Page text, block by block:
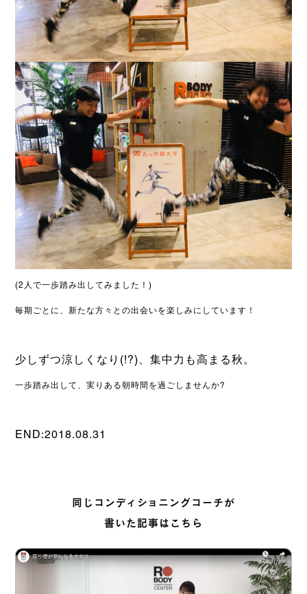
(2人で一歩踏み出してみました！)
毎期ごとに、新たな方々との出会いを楽しみにしています！
少しずつ涼しくなり(!?)、集中力も高まる秋。
一歩踏み出して、実りある朝時間を過ごしませんか?
END:2018.08.31
同じコンディショニングコーチが
書いた記事はこちら